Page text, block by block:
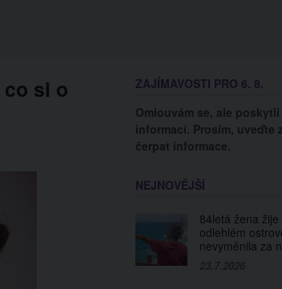
si o
ZAJÍMAVOSTI PRO 6. 8.
Omlouvám se, ale
informací. Prosím, uveďte
čerpat informace.
NEJNOVĚJŠÍ
84letá žena
odlehlém
nevyměnila za